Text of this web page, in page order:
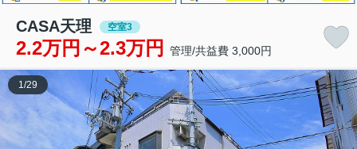
CASA天理 空室3
2.2万円～2.3万円 管理/共益費 3,000円
1/29